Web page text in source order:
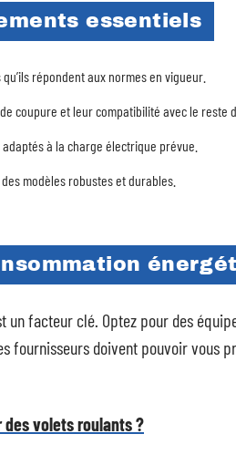
essentiels
répondent aux normes en vigueur.
coupure et leur compatibilité avec le reste
à la charge électrique prévue.
modèles robustes et durables.
un facteur clé. Optez pour des
fournisseurs doivent pouvoir vous
des volets roulants ?